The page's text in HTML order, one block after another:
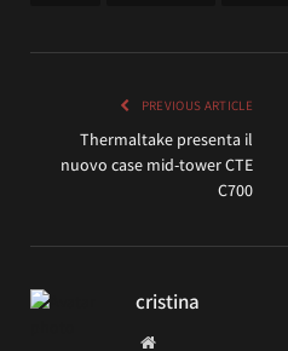
PREVIOUS ARTICLE
Thermaltake presenta il
nuovo case mid-tower CTE
C700
cristina
Website